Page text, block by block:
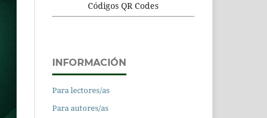
INFORMACIÓN
Para lectores/as
Para autores/as